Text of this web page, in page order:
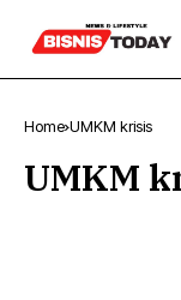
Home UMKM krisis
UMKM